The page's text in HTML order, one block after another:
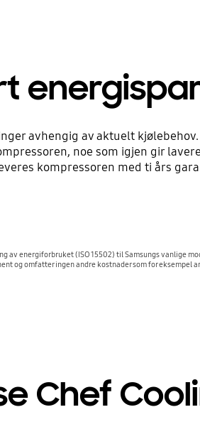
avhengig av aktuelt
noe som igjen gir
kompressoren med ti års
av energiforbruket (ISO 15502) til Samsungs vanlige
og omfatter ingen andre kostnader som for eksempel
Chef